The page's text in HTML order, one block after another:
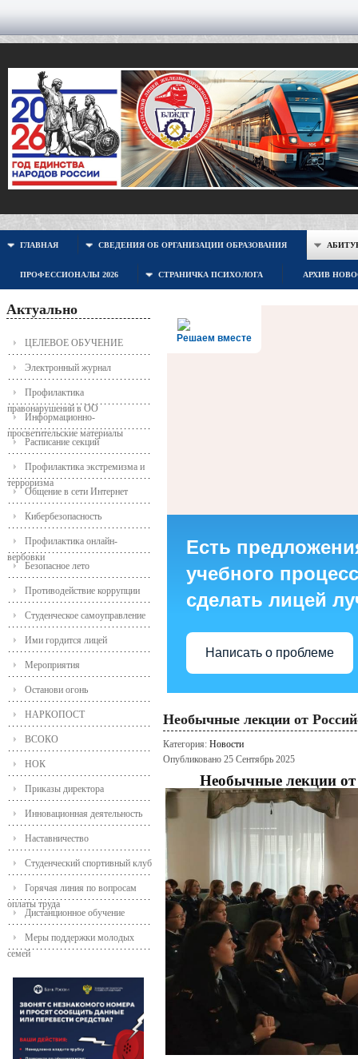
ГЛАВНАЯ СВЕДЕНИЯ ОБ ОРГАНИЗАЦИИ ОБРАЗОВАНИЯ
ПРОФЕССИОНАЛЫ 2026 СТРАНИЧКА ПСИХОЛОГА АРХИВ
Актуально
ЦЕЛЕВОЕ ОБУЧЕНИЕ
Электронный журнал
Профилактика
правонарушений в ОО
Информационно-
просветительские материалы
Расписание секций
Профилактика экстремизма и
терроризма
Общение в сети Интернет
Кибербезопасность
Профилактика онлайн-
вербовки
Безопасное лето
Противодействие коррупции
Студенческое самоуправление
Ими гордится лицей
Мероприятия
Останови огонь
НАРКОПОСТ
ВСОКО
НОК
Приказы директора
Инновационная деятельность
Наставничество
Студенческий спортивный клуб
Горячая линия по вопросам
оплаты труда
Дистанционное обучение
Меры поддержки молодых
семей
Решаем вместе
Есть
учебного
сделать лицей
Написать о проблеме
Необычные лекции от
Категория: Новости
Опубликовано 25 Сентябрь 2025
Необычные лекции от